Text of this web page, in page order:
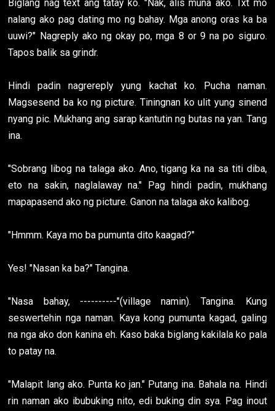
Biglang nag text ang tatay ko. "Nak, alis muna ako. Txt mo
nalang ako pag dating mo ng bahay. Mga anong oras ka ba
uuwi?" Nagreply ako ng okay po, mga 8 or 9 na po siguro.
Tapos balik sa grindr.
Hindi padin nagrereply yung kachat ko. Pucha naman.
Magsesend ba ko ng picture. Tiningnan ko ulit yung sinend
nyang pic. Mukhang ang sarap kantutin ng butas na yan. Tang
ina.
"Sobrang libog na talaga ako. Ano, tigang ka na sa titi diba,
eto na sakin, naglalaway na." Pag hindi padin, mukhang
mapapasend ako ng picture. Ganon na talaga ako kalibog.
"Hmmm. Kaya mo ba pumunta dito kaagad?"
Yes! "Nasan ka ba?" Tangina.
"Nasa bahay, ----------"(village namin). Tangina. Kung
seswertehin nga naman. Kaya kong pumunta kagad, galing
na nga ako don kanina eh. Kaso baka biglang kakilala ko pala
to patay na.
"Malapit lang ako. Punta ko jan." Putang ina. Bahala na. Hindi
rin naman ako ibubuking nito, edi buking din sya. Pag inout